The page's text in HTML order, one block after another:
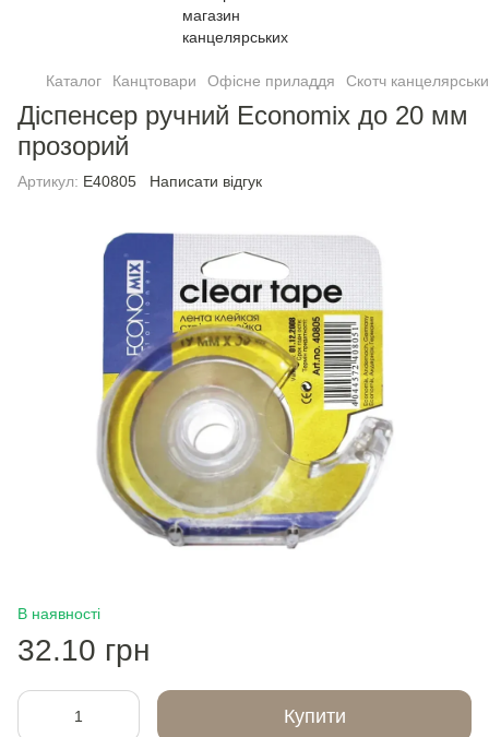
Каталог Канцтовари Офісне приладдя Скотч
Діспенсер ручний Economix до 20 мм
прозорий
Артикул: E40805 Написати відгук
В наявності
32.10 грн
Купити